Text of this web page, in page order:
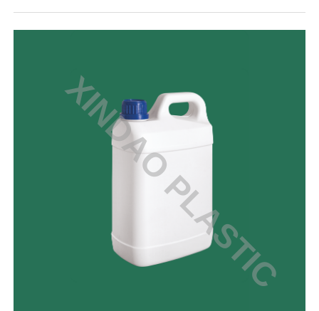
XINDAO PLASTIC